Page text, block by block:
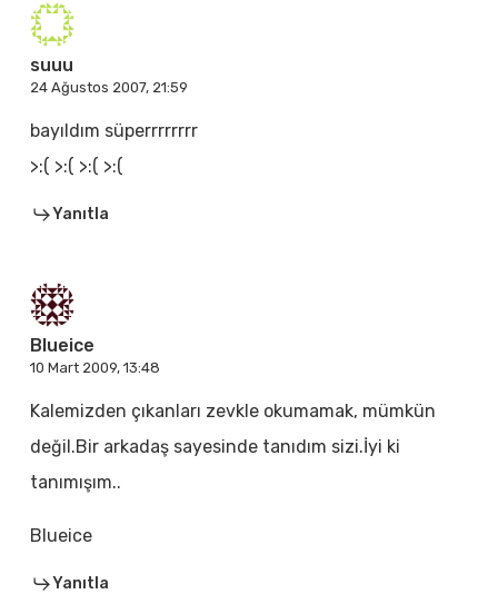
suuu
24 Ağustos 2007, 21:59
bayıldım süperrrrrrrr
>:( >:( >:( >:(
Yanıtla
Blueice
10 Mart 2009, 13:48
Kalemizden çıkanları zevkle okumamak, mümkün
değil.Bir arkadaş sayesinde tanıdım sizi.İyi ki
tanımışım..
Blueice
Yanıtla